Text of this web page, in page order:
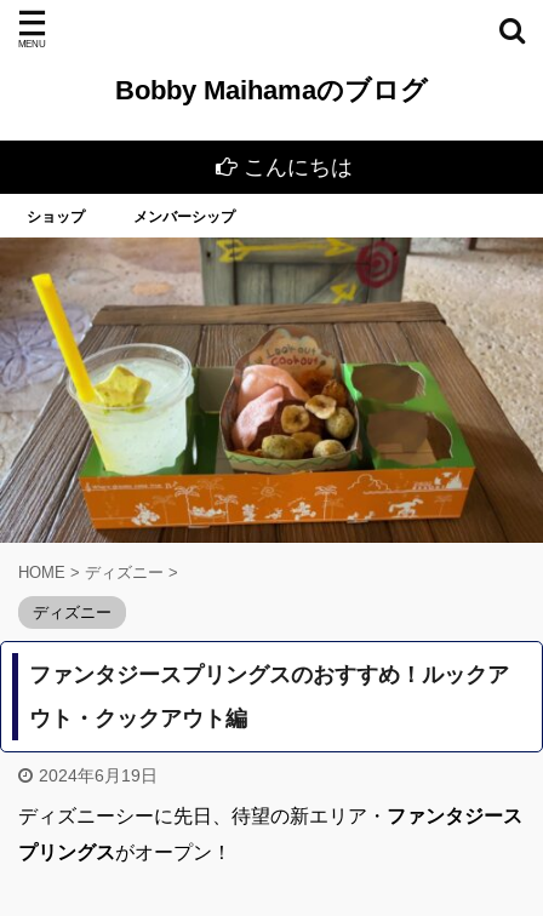
Bobby Maihamaのブログ
こんにちは
ショップ メンバーシップ
HOME > ディズニー >
ディズニー
ファンタジースプリングスのおすすめ！ルックア
ウト・クックアウト編
2024年6月19日
ディズニーシーに先日、待望の新エリア・ ファンタジース
プリングスがオープン！